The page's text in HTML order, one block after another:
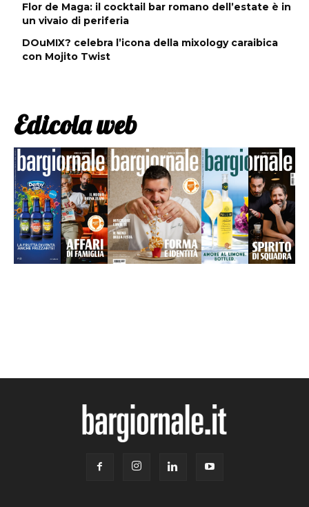
Flor de Maga: il cocktail bar romano dell’estate è in
un vivaio di periferia
DOuMIX? celebra l’icona della mixology caraibica
con Mojito Twist
Edicola web